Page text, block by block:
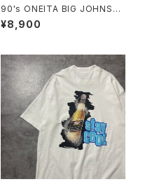
90's ONEITA BIG JOHNSO
N FINS ダイビング バックプリ
ント スラング シングルステッ
¥8,900